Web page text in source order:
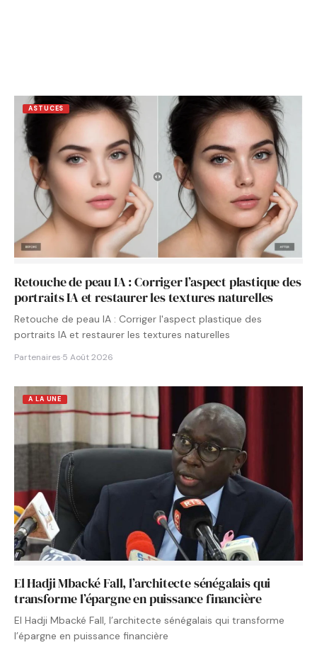
ASTUCES
Retouche de peau IA : Corriger l’aspect plastique des
portraits IA et restaurer les textures naturelles
Retouche de peau IA : Corriger l'aspect plastique des
portraits IA et restaurer les textures naturelles
Partenaires·5 Août 2026
A LA UNE
El Hadji Mbacké Fall, l’architecte sénégalais qui
transforme l’épargne en puissance financière
El Hadji Mbacké Fall, l’architecte sénégalais qui transforme
l’épargne en puissance financière